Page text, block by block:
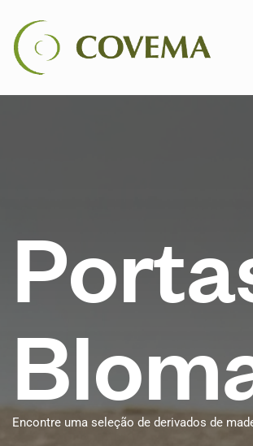
Porta
Blom
Encontre uma seleção de derivados de